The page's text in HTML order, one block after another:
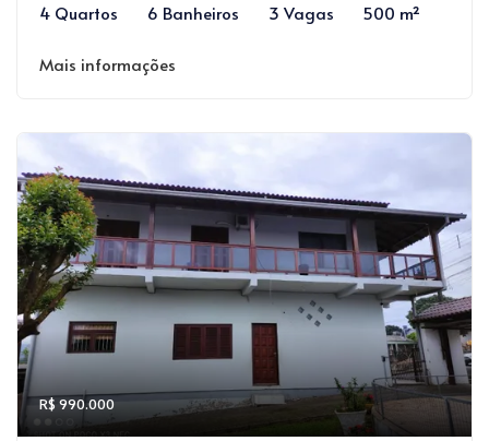
4 Quartos
6 Banheiros 3 Vagas 500 m²
Mais informações
R$ 990.000